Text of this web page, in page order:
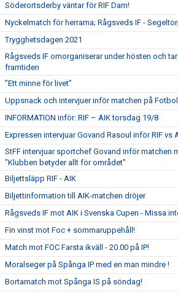
Söderortsderby väntar för RIF Dam!
Nyckelmatch för herrarna; Rågsveds IF -
Trygghetsdagen 2021
Rågsveds IF omorganiserar under hösten och
framtiden
”Ett minne för livet”
Uppsnack och intervjuer inför matchen på
INFORMATION inför: RIF – AIK torsdag 19/8
Expressen intervjuar Govand Rasoul inför RIF vs
StFF intervjuar sportchef Govand inför matchen
"Klubben betyder allt för området"
Biljettsläpp RIF - AIK
Biljettinformation till AIK-matchen dröjer
Rågsveds IF mot AIK i Svenska Cupen - Missa
Fin vinst mot Foc + sommaruppehåll!
Match mot FOC Farsta ikväll - 20.00 på IP!
Moralseger på Spånga IP med en man mindre !
Bortamatch mot Spånga IS på söndag!